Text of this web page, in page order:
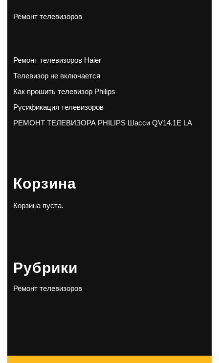
Ремонт телевизоров
Ремонт телевизоров Haier
Телевизор не включается
Как прошить телевизор Philips
Русификация телевизоров
РЕМОНТ ТЕЛЕВИЗОРА PHILIPS Шасси QV14.1E LA
Корзина
Корзина пуста.
Рубрики
Ремонт телевизоров